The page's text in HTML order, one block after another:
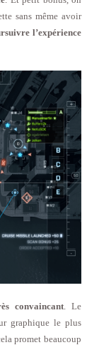
sans même avoir
l’expérience
convaincant. Le
graphique le plus
promet beaucoup